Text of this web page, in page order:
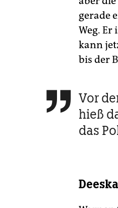
gerade
Weg. Er
kann
bis der
 Vor
hieß
das